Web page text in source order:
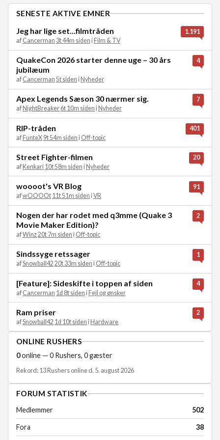
SENESTE AKTIVE EMNER
Jeg har lige set...filmtråden
af Cancerman 3t 44m siden i Film & TV
1.191
QuakeCon 2026 starter denne uge – 30 års
jubilæum
af Cancerman 5t siden i Nyheder
4
Apex Legends Sæson 30 nærmer sig.
af NightBreaker 6t 10m siden i Nyheder
7
RIP-tråden
afFunteX 9t 54m siden i Off-topic
401
Street Fighter-filmen
af Kenkari 10t 58m siden i Nyheder
20
woooot's VR Blog
afwOOOOt 11t 51m siden iVR
91
Nogen der har rodet med q3mme (Quake 3
Movie Maker Edition)?
afWinz20t 7m siden i Off-topic
2
Sindssyge retssager
afSnowball42 20t 33m siden i Off-topic
1
[Feature]: Sideskifte i toppen af siden
af Cancerman 1d 8t siden iFejl og ønsker
4
Ram priser
afSnowball42 1d 10t siden iHardware
2
ONLINE RUSHERS
0online — 0 Rushers, 0 gæster
Rekord: 13 Rushers online d. 5. august 2026
FORUM STATISTIK
Medlemmer 502
Fora 38